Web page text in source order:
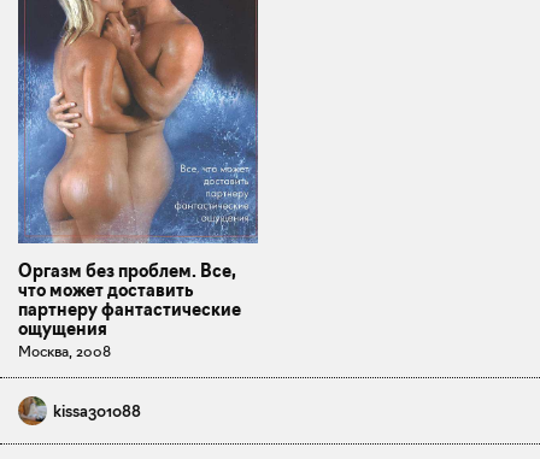
Оргазм без проблем. Все,
что может доставить
партнеру фантастические
ощущения
Москва, 2008
kissa301088